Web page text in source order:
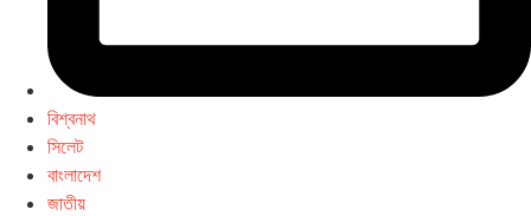
বিশ্বনাথ
সিলেট
বাংলাদেশ
জাতীয়